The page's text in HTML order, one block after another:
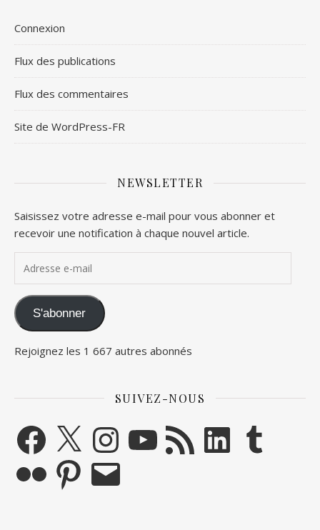
Connexion
Flux des publications
Flux des commentaires
Site de WordPress-FR
NEWSLETTER
Saisissez votre adresse e-mail pour vous abonner et
recevoir une notification à chaque nouvel article.
S'abonner
Rejoignez les 1 667 autres abonnés
SUIVEZ-NOUS
Facebook
X InstagramYouTubeFlux RSSLinkedIn Tumblr
PinterestE-mail